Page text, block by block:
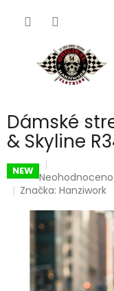
Dámské
& Skyline
NEW Průměrné
hodnocení
0,0
hvězdiček.
Neohodnoceno
Značka:Hanziwork